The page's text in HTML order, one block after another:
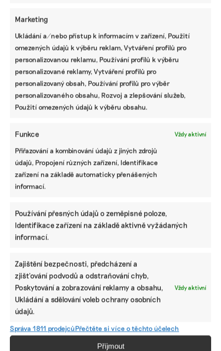
Marketing
Ukládání a/nebo přístup k informacím v zařízení, Použití
omezených údajů k výběru reklam, Vytváření profilů pro
personalizovanou reklamu, Používání profilů k výběru
personalizované reklamy, Vytváření profilů pro
personalizovaný obsah, Používání profilů pro výběr
personalizovaného obsahu, Rozvoj a zlepšování služeb,
Použití omezených údajů k výběru obsahu.
Funkce Vždy aktivní
Přiřazování a kombinování údajů z jiných zdrojů
údajů, Propojení různých zařízení, Identifikace
zařízení na základě automaticky přenášených
informací.
Používání přesných údajů o zeměpisné poloze,
Identifikace zařízení na základě aktivně vyžádaných
informací.
Zajištění bezpečnosti, předcházení a
zjišťování podvodů a odstraňování chyb,
Poskytování a zobrazování reklamy a obsahu,
Ukládání a sdělování voleb ochrany osobních
údajů.
Vždy aktivní
Správa 1811 prodejcůPřečtěte si více o těchto účelech
Příjmout
V bytech bývá v létě natolik nesnesitelné
horko, že zabíjí. Vedro doma ale předpisy
neřeší
Lidé se v letních měsících doslova dusí ve vlastní šťávě.
Horka zastihla česká sídla nepřipravená a v mase betonu
se drží dlouho do nočních hodin. V takových podmínkách
se těžko existuje, natož pracuje. Zákony ale na teplotní
maxima v domácnostech nepamatují.
digitální pasy. Prozatím výrobci využívají
certifikace
Módní průmysl bude muset projít radikální změnou.
Vedle obří nadprodukce levného oblečení musí jeho
zástupci začít přehodnocovat, z jakého materiálu se
časem usnadní takzvané digitální pasy, které chystá
Evropská unie. Některé značky už ale „stopu“ svých